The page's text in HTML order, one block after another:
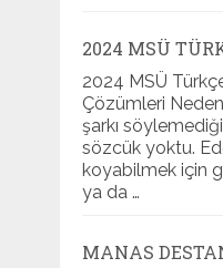
2024 MSÜ
2024 MSÜ
Çözümleri Neden
şarkı
sözcük yoktu.
koyabilmek için
ya da …
MANAS